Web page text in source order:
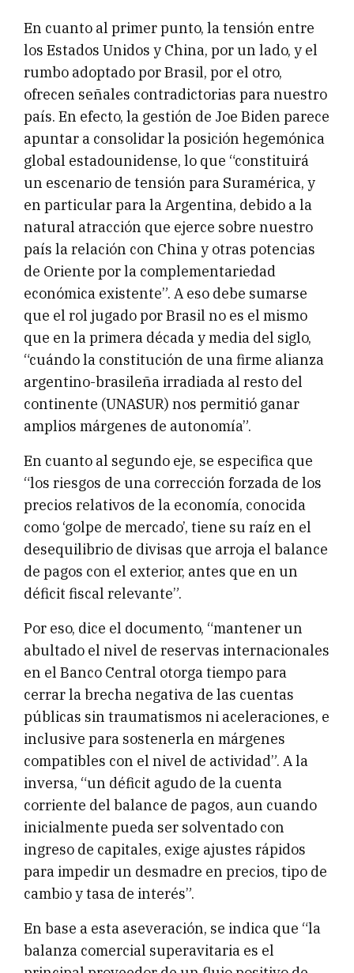
En cuanto al primer punto, la tensión entre
los Estados Unidos y China, por un lado, y el
rumbo adoptado por Brasil, por el otro,
ofrecen señales contradictorias para nuestro
país. En efecto, la gestión de Joe Biden parece
apuntar a consolidar la posición hegemónica
global estadounidense, lo que “constituirá
un escenario de tensión para Suramérica, y
en particular para la Argentina, debido a la
natural atracción que ejerce sobre nuestro
país la relación con China y otras potencias
de Oriente por la complementariedad
económica existente”. A eso debe sumarse
que el rol jugado por Brasil no es el mismo
que en la primera década y media del siglo,
“cuándo la constitución de una firme alianza
argentino-brasileña irradiada al resto del
continente (UNASUR) nos permitió ganar
amplios márgenes de autonomía”.
En cuanto al segundo eje, se especifica que
“los riesgos de una corrección forzada de los
precios relativos de la economía, conocida
como ‘golpe de mercado’, tiene su raíz en el
desequilibrio de divisas que arroja el balance
de pagos con el exterior, antes que en un
déficit fiscal relevante”.
Por eso, dice el documento, “mantener un
abultado el nivel de reservas internacionales
en el Banco Central otorga tiempo para
cerrar la brecha negativa de las cuentas
públicas sin traumatismos ni aceleraciones, e
inclusive para sostenerla en márgenes
compatibles con el nivel de actividad”. A la
inversa, “un déficit agudo de la cuenta
corriente del balance de pagos, aun cuando
inicialmente pueda ser solventado con
ingreso de capitales, exige ajustes rápidos
para impedir un desmadre en precios, tipo de
cambio y tasa de interés”.
En base a esta aseveración, se indica que “la
balanza comercial superavitaria es el